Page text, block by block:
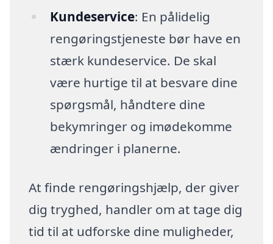
Kundeservice: En pålidelig
rengøringstjeneste bør have en
stærk kundeservice. De skal
være hurtige til at besvare dine
spørgsmål, håndtere dine
bekymringer og imødekomme
ændringer i planerne.
At finde rengøringshjælp, der giver
dig tryghed, handler om at tage dig
tid til at udforske dine muligheder,